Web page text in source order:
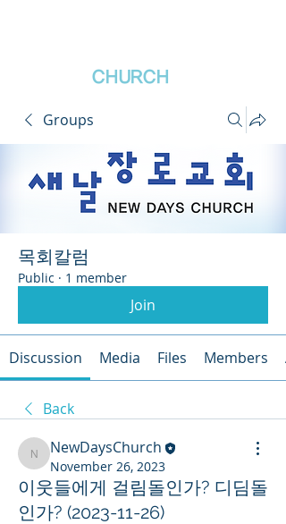
CHURCH
Groups
목회칼럼
Public · 1 member
Join
Discussion Media Files Members
Back
NewDaysChurch
NewDaysChurch
November 26, 2023
이웃들에게 걸림돌인가? 디딤돌
인가? (2023-11-26)